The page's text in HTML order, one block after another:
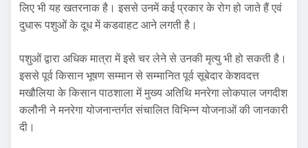
लिए भी यह खतरनाक है। इससे उनमें कई प्रकार के रोग हो जाते हैं एवं
दुधारू पशुओं के दूध में कडवाहट आने लगती है।
पशुओं द्वारा अधिक मात्रा में इसे चर लेने से उनकी मृत्यु भी हो सकती है।
इससे पूर्व किसान भूषण सम्मान से सम्मानित पूर्व सूबेदार केशवदत्त
मखौलिया के किसान पाठशाला में मुख्य अतिथि मनरेगा लोकपाल जगदीश
कलौनी ने मनरेगा योजनान्तर्गत संचालित विभिन्न योजनाओं की जानकारी
दी।